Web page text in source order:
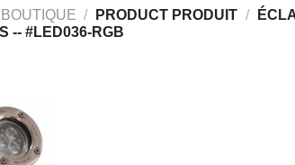
BOUTIQUE / PRODUCT PRODUIT /
-- #LED036-RGB